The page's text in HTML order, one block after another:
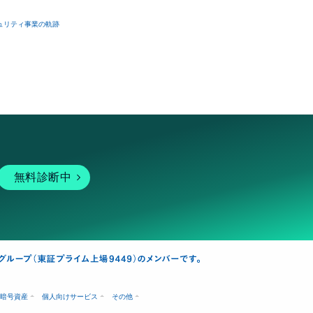
リティ事業の軌跡
無料診断中
暗号資産 個人向けサービス その他